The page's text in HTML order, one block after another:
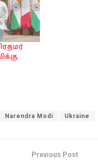
Narendra Modi Ukraine
Previous Post